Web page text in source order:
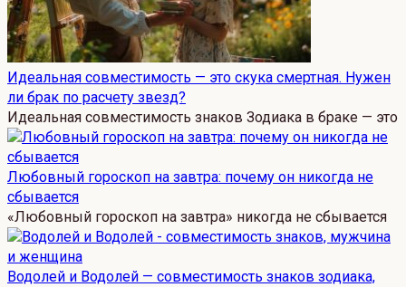
Идеальная совместимость — это скука смертная. Нужен
ли брак по расчету звезд?
Идеальная совместимость знаков Зодиака в браке — это
Любовный гороскоп на завтра: почему он никогда не
сбывается
«Любовный гороскоп на завтра» никогда не сбывается
Водолей и Водолей — совместимость знаков зодиака,